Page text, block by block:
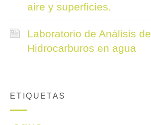
aire y superficies.
Laboratorio de Análisis de
Hidrocarburos en agua
ETIQUETAS